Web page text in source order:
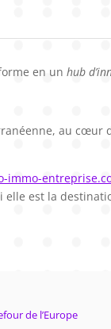
en unhub
au cœur
immo-
est la
de l’Europe